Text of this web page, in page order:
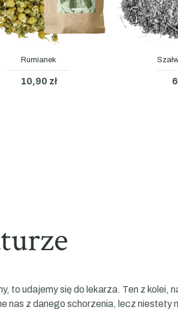
Rumianek
10,90 zł
to udajemy się do lekarza. Ten z
z danego schorzenia, lecz niestety